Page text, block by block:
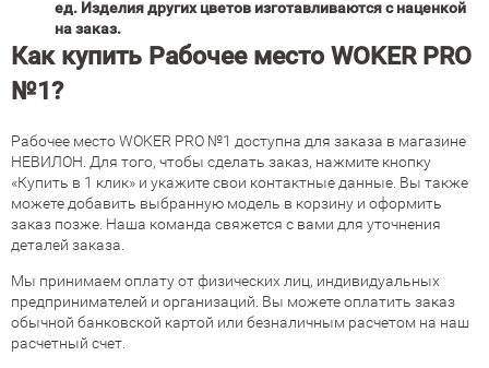
ед. Изделия других цветов изготавливаются с наценкой
на заказ.
Как купить Рабочее место WOKER PRO
№1?
Рабочее место WOKER PRO №1 доступна для заказа в магазине
НЕВИЛОН. Для того, чтобы сделать заказ, нажмите кнопку
«Купить в 1 клик» и укажите свои контактные данные. Вы также
можете добавить выбранную модель в корзину и оформить
заказ позже. Наша команда свяжется с вами для уточнения
деталей заказа.
Мы принимаем оплату от физических лиц, индивидуальных
предпринимателей и организаций. Вы можете оплатить заказ
обычной банковской картой или безналичным расчетом на наш
расчетный счет.